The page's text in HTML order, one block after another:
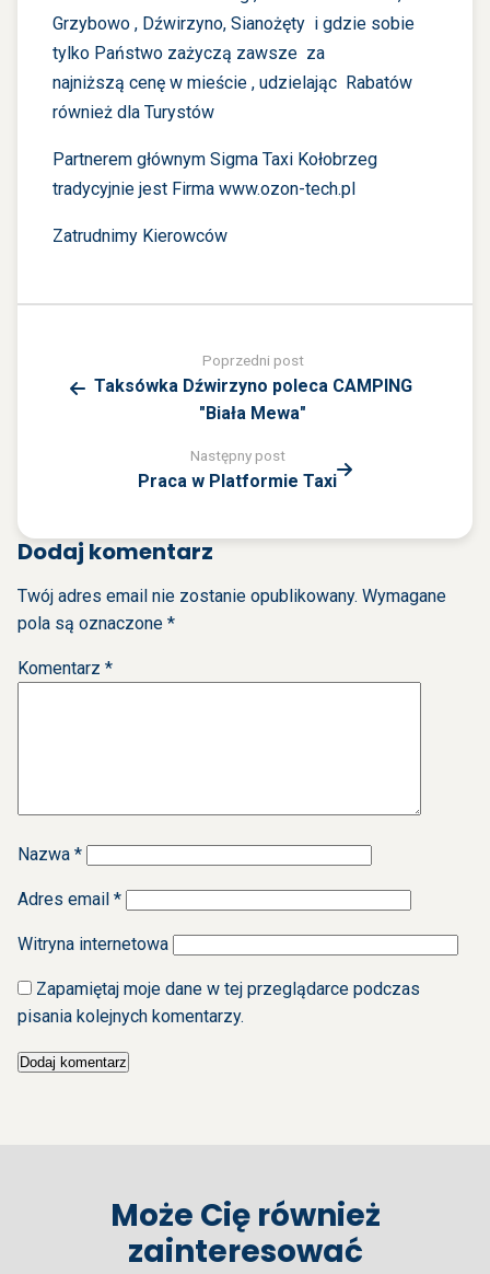
Grzybowo , Dźwirzyno, Sianożęty i gdzie sobie
tylko Państwo zażyczą zawsze za
najniższą cenę w mieście , udzielając Rabatów
również dla Turystów
Partnerem głównym Sigma Taxi Kołobrzeg
tradycyjnie jest Firma www.ozon-tech.pl
Zatrudnimy Kierowców
Poprzedni post
Taksówka Dźwirzyno poleca CAMPING
"Biała Mewa"
Następny post
Praca w Platformie Taxi
Dodaj komentarz
Twój adres email nie zostanie opublikowany. Wymagane
pola są oznaczone *
Komentarz *
Nazwa *
Adres email *
Witryna internetowa
Zapamiętaj moje dane w tej przeglądarce podczas
pisania kolejnych komentarzy.
Może Cię również
zainteresować